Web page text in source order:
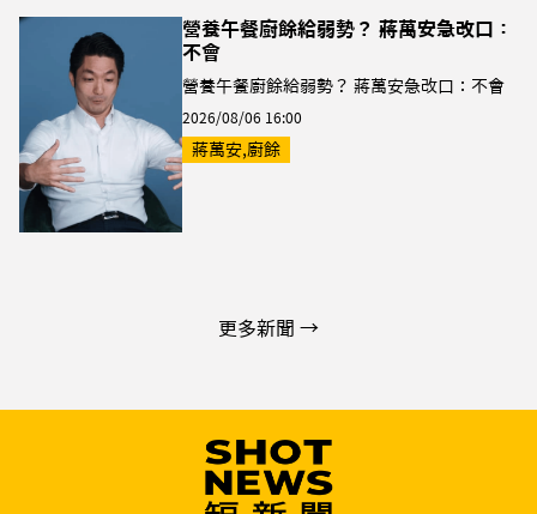
營養午餐廚餘給弱勢？ 蔣萬安急改口：
不會
營養午餐廚餘給弱勢？ 蔣萬安急改口：不會
2026/08/06 16:00
蔣萬安,廚餘
更多新聞 →